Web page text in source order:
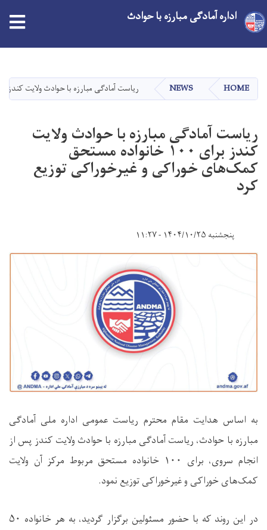
main
content
اداره آمادگی مبارزه با حوادث
HOME
NEWS ریاست آمادگی مبارزه با حوادث ولایت کندز برای ۱۰۰ خانواده مستحق کمک‌های خوراکی و غیرخوراکی
ریاست آمادگی مبارزه با حوادث ولایت
کندز برای ۱۰۰ خانواده مستحق
کمک‌های خوراکی و غیرخوراکی توزیع
کرد
پنجشنبه ۱۴۰۴/۱۰/۲۵ - ۱۱:۲۷
به اساس هدایت مقام محترم ریاست عمومی اداره ملی آمادگی
مبارزه با حوادث، ریاست آمادگی مبارزه با حوادث ولایت کندز پس از
انجام سروی، برای ۱۰۰ خانواده مستحق مربوط مرکز آن ولایت
کمک‌های خوراکی و غیرخوراکی توزیع نمود.
در این روند که با حضور مسئولین برگزار گردید، به هر خانواده ۵۰